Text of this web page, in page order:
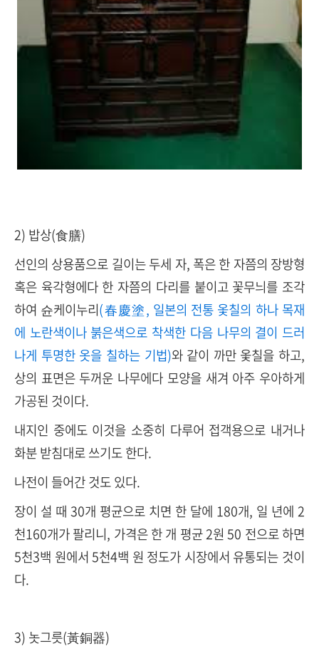
2) 밥상(食膳)
선인의 상용품으로 길이는 두세 자, 폭은 한 자쯤의 장방형
혹은 육각형에다 한 자쯤의 다리를 붙이고 꽃무늬를 조각
하여 슌케이누리(春慶塗, 일본의 전통 옻칠의 하나 목재
에 노란색이나 붉은색으로 착색한 다음 나무의 결이 드러
나게 투명한 옷을 칠하는 기법)와 같이 까만 옻칠을 하고,
상의 표면은 두꺼운 나무에다 모양을 새겨 아주 우아하게
가공된 것이다.
내지인 중에도 이것을 소중히 다루어 접객용으로 내거나
화분 받침대로 쓰기도 한다.
나전이 들어간 것도 있다.
장이 설 때 30개 평균으로 치면 한 달에 180개, 일 년에 2
천160개가 팔리니, 가격은 한 개 평균 2원 50 전으로 하면
5천3백 원에서 5천4백 원 정도가 시장에서 유통되는 것이
다.
3) 놋그릇(黃銅器)